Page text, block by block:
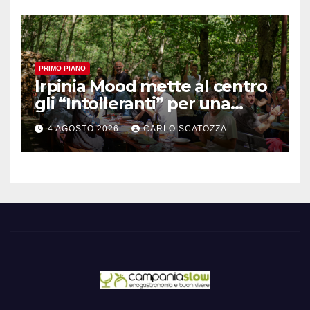
PRIMO PIANO
Irpinia Mood mette al centro
gli “Intolleranti” per una
rivoluzione sostenibile del
cibo
4 AGOSTO 2026 CARLO SCATOZZA